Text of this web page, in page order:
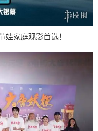
娃家庭观影首选！